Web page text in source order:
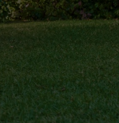
einemMaschendrahtzaun
oder Wilder Wein.
Einjährige Pflanzen blühen im
von Rankhilfen. So ist eine
Pflanzen, Gräser, Sträucher oder
anpflanzen.
zu finden: